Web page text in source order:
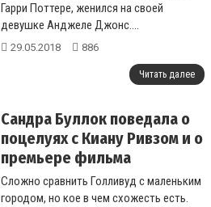
Гарри Поттере, женился на своей
девушке Анджеле Джонс....
29.05.2018 886
Читать далее
Сандра Буллок поведала о
поцелуях с Киану Ривзом и о
премьере фильма
Сложно сравнить Голливуд с маленьким
городом, но кое в чем схожесть есть.